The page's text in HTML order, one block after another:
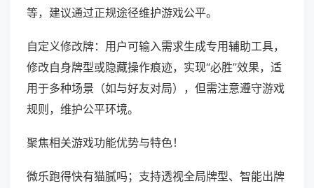
等，建议通过正规途径维护游戏公平。
自定义修改牌：用户可输入需求生成专用辅助工具，
修改自身牌型或隐藏操作痕迹，实现“必胜”效果，适
用于多种场景（如与好友对局），但需注意遵守游戏
规则，维护公平环境。
聚焦相关游戏功能优势与特色！
微乐跑得快有猫腻吗；支持透视全局牌型、智能出牌